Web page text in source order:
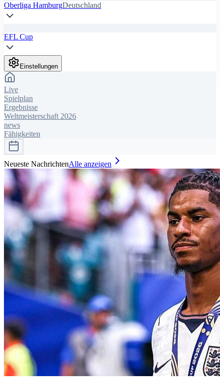
Oberliga HamburgDeutschland
EFL Cup
Einstellungen
Live
Spielplan
Ergebnisse
Weltmeisterschaft 2026
news
Fähigkeiten
Neueste NachrichtenAlle anzeigen